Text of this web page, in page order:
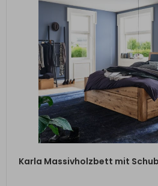
ZUM
Karla Massivholzbett mit